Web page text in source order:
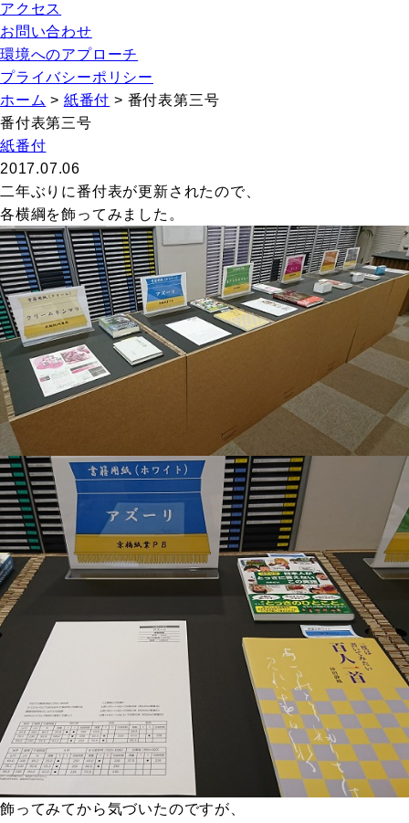
アクセス
お問い合わせ
環境へのアプローチ
プライバシーポリシー
ホーム > 紙番付 > 番付表第三号
番付表第三号
紙番付
2017.07.06
二年ぶりに番付表が更新されたので、
各横綱を飾ってみました。
飾ってみてから気づいたのですが、